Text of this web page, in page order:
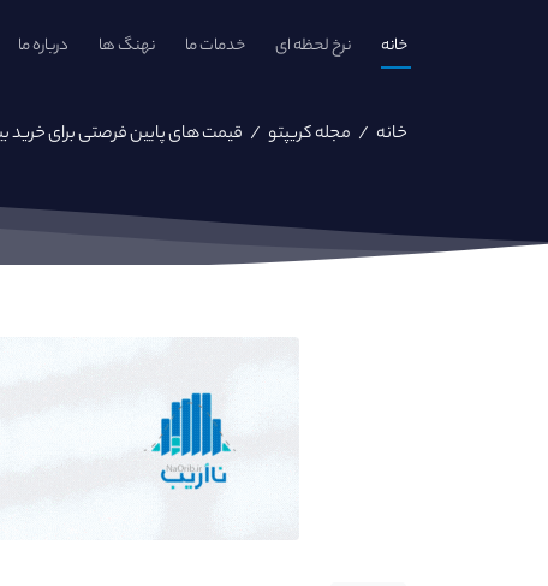
خانه نرخ لحظه ای خدمات ما نهنگ ها درباره ما
خانه / مجله کریپتو / قیمت های پایین فرصتی برای